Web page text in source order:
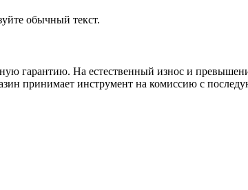
обычный текст.
гарантию. На естественный износ и
принимает инструмент на комиссию с